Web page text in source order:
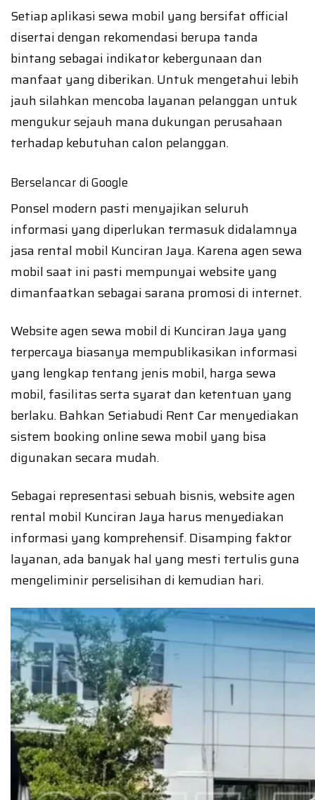
Setiap aplikasi sewa mobil yang bersifat official
disertai dengan rekomendasi berupa tanda
bintang sebagai indikator kebergunaan dan
manfaat yang diberikan. Untuk mengetahui lebih
jauh silahkan mencoba layanan pelanggan untuk
mengukur sejauh mana dukungan perusahaan
terhadap kebutuhan calon pelanggan.
Berselancar di Google
Ponsel modern pasti menyajikan seluruh
informasi yang diperlukan termasuk didalamnya
jasa rental mobil Kunciran Jaya. Karena agen sewa
mobil saat ini pasti mempunyai website yang
dimanfaatkan sebagai sarana promosi di internet.
Website agen sewa mobil di Kunciran Jaya yang
terpercaya biasanya mempublikasikan informasi
yang lengkap tentang jenis mobil, harga sewa
mobil, fasilitas serta syarat dan ketentuan yang
berlaku. Bahkan Setiabudi Rent Car menyediakan
sistem booking online sewa mobil yang bisa
digunakan secara mudah.
Sebagai representasi sebuah bisnis, website agen
rental mobil Kunciran Jaya harus menyediakan
informasi yang komprehensif. Disamping faktor
layanan, ada banyak hal yang mesti tertulis guna
mengeliminir perselisihan di kemudian hari.